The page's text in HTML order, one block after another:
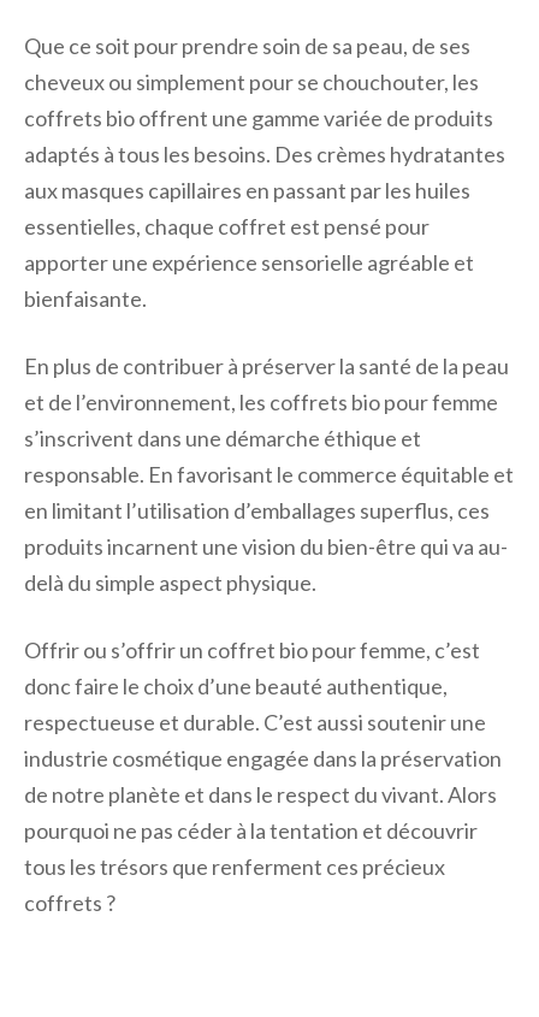
Que ce soit pour prendre soin de sa peau, de ses
cheveux ou simplement pour se chouchouter, les
coffrets bio offrent une gamme variée de produits
adaptés à tous les besoins. Des crèmes hydratantes
aux masques capillaires en passant par les huiles
essentielles, chaque coffret est pensé pour
apporter une expérience sensorielle agréable et
bienfaisante.
En plus de contribuer à préserver la santé de la peau
et de l’environnement, les coffrets bio pour femme
s’inscrivent dans une démarche éthique et
responsable. En favorisant le commerce équitable et
en limitant l’utilisation d’emballages superflus, ces
produits incarnent une vision du bien-être qui va au-
delà du simple aspect physique.
Offrir ou s’offrir un coffret bio pour femme, c’est
donc faire le choix d’une beauté authentique,
respectueuse et durable. C’est aussi soutenir une
industrie cosmétique engagée dans la préservation
de notre planète et dans le respect du vivant. Alors
pourquoi ne pas céder à la tentation et découvrir
tous les trésors que renferment ces précieux
coffrets ?